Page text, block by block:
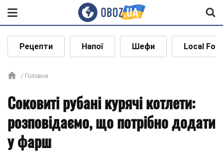
Рецепти Напої Шефи Local
Головна
Соковиті рубані курячі котлети:
розповідаємо, що потрібно додати
у фарш